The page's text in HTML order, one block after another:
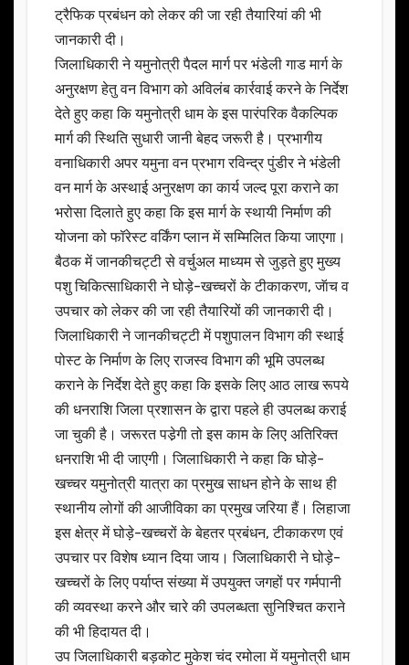
ट्रैफिक प्रबंधन को लेकर की जा रही तैयारियां की भी
जानकारी दी।
जिलाधिकारी ने यमुनोत्री पैदल मार्ग पर भंडेली गाड मार्ग के
अनुरक्षण हेतु वन विभाग को अविलंब कार्रवाई करने के निर्देश
देते हुए कहा कि यमुनोत्री धाम के इस पारंपरिक वैकल्पिक
मार्ग की स्थिति सुधारी जानी बेहद जरूरी है। प्रभागीय
वनाधिकारी अपर यमुना वन प्रभाग रविन्द्र पुंडीर ने भंडेली
वन मार्ग के अस्थाई अनुरक्षण का कार्य जल्द पूरा कराने का
भरोसा दिलाते हुए कहा कि इस मार्ग के स्थायी निर्माण की
योजना को फॉरेस्ट वर्किंग प्लान में सम्मिलित किया जाएगा।
बैठक में जानकीचट्टी से वर्चुअल माध्यम से जुड़ते हुए मुख्य
पशु चिकित्साधिकारी ने घोड़े-खच्चरों के टीकाकरण, जॅाच व
उपचार को लेकर की जा रही तैयारियों की जानकारी दी।
जिलाधिकारी ने जानकीचट्टी में पशुपालन विभाग की स्थाई
पोस्ट के निर्माण के लिए राजस्व विभाग की भूमि उपलब्ध
कराने के निर्देश देते हुए कहा कि इसके लिए आठ लाख रूपये
की धनराशि जिला प्रशासन के द्वारा पहले ही उपलब्ध कराई
जा चुकी है। जरूरत पडे़गी तो इस काम के लिए अतिरिक्त
धनराशि भी दी जाएगी। जिलाधिकारी ने कहा कि घोड़े-
खच्चर यमुनोत्री यात्रा का प्रमुख साधन होने के साथ ही
स्थानीय लोगों की आजीविका का प्रमुख जरिया हैं। लिहाजा
इस क्षेत्र में घोड़े-खच्चरों के बेहतर प्रबंधन, टीकाकरण एवं
उपचार पर विशेष ध्यान दिया जाय। जिलाधिकारी ने घोड़े-
खच्चरों के लिए पर्याप्त संख्या में उपयुक्त जगहों पर गर्मपानी
की व्यवस्था करने और चारे की उपलब्धता सुनिश्चित कराने
की भी हिदायत दी।
उप जिलाधिकारी बड़कोट मुकेश चंद रमोला में यमुनोत्री धाम